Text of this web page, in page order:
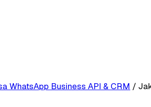
WhatsApp Business API & CRM /